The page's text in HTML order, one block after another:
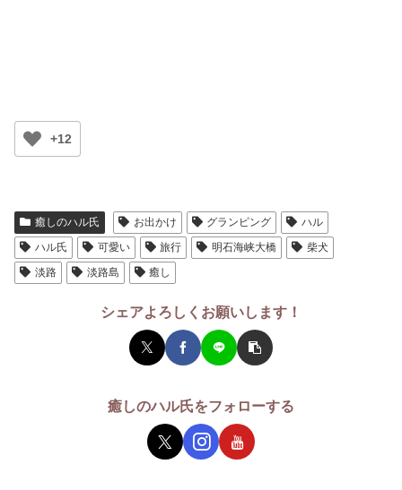
+12
癒しのハル氏 お出かけ グランピング
ハル
ハル氏
可愛い 旅行 明石海峡大橋
柴犬
淡路
淡路島 癒し
シェアよろしくお願いします！
癒しのハル氏をフォローする